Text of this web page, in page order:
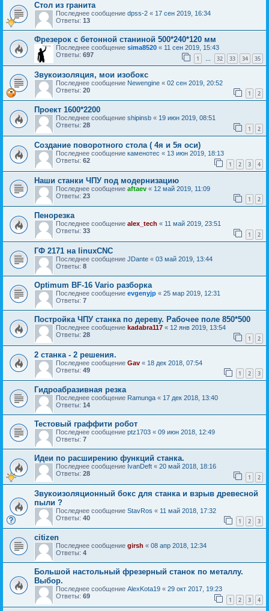
Стол из гранита
Последнее сообщение dpss-2 « 17 сен 2019, 16:34
Ответы: 13
Фрезерок с бетонной станиной 500*240*120 мм
Последнее сообщение sima8520 « 11 сен 2019, 15:43
Ответы: 697 1 … 32 33 34 35
Звукоизоляция, мои изобокс
Последнее сообщение Newengine « 02 сен 2019, 20:52
Ответы: 20 1 2
Проект 1600*2200
Последнее сообщение shipinsb « 19 июн 2019, 08:51
Ответы: 28 1 2
Создание поворотного стола ( 4я и 5я оси)
Последнее сообщение каменотес « 13 июн 2019, 18:13
Ответы: 62 1 2 3 4
Наши станки ЧПУ под модернизацию
Последнее сообщение aftaev « 12 май 2019, 11:09
Ответы: 23 1 2
Пенорезка
Последнее сообщение alex_tech « 11 май 2019, 23:51
Ответы: 33 1 2
ГФ 2171 на linuxCNC
Последнее сообщение JDante « 03 май 2019, 13:44
Ответы: 8
Optimum BF-16 Vario разборка
Последнее сообщение evgenyjp « 25 мар 2019, 12:31
Ответы: 7
Постройка ЧПУ станка по дереву. Рабочее поле 850*500
Последнее сообщение kadabra117 « 12 янв 2019, 13:54
Ответы: 28 1 2
2 станка - 2 решения.
Последнее сообщение Gav « 18 дек 2018, 07:54
Ответы: 49 1 2 3
Гидроабразивная резка
Последнее сообщение Ramunga « 17 дек 2018, 13:40
Ответы: 14
Тестовый граффити робот
Последнее сообщение ptz1703 « 09 июн 2018, 12:49
Ответы: 7
Идеи по расширению функций станка.
Последнее сообщение IvanDeft « 20 май 2018, 18:16
Ответы: 28 1 2
Звукоизоляционный бокс для станка и взрыв древесной
пыли ?
Последнее сообщение StavRos « 11 май 2018, 17:32
Ответы: 40 1 2 3
citizen
Последнее сообщение girsh « 08 апр 2018, 12:34
Ответы: 4
Большой настольный фрезерный станок по металлу.
Выбор.
Последнее сообщение AlexKota19 « 29 окт 2017, 19:23
Ответы: 69 1 2 3 4